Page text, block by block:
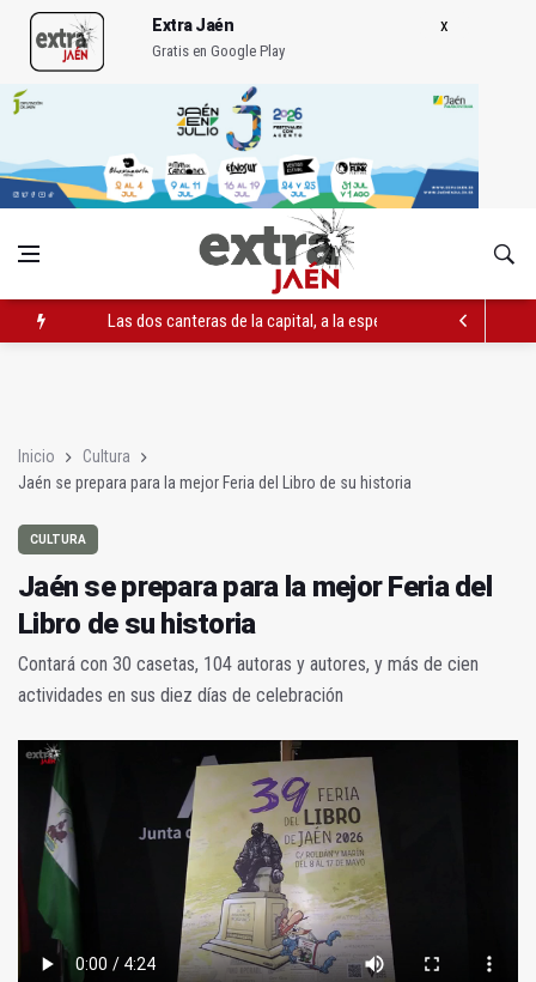
Extra Jaén
Gratis en Google Play
Las dos canteras de la capital, a la espera de que se restaure
Inicio
Cultura
Jaén se prepara para la mejor Feria del Libro de su historia
CULTURA
Jaén se prepara para la mejor Feria del
Libro de su historia
Contará con 30 casetas, 104 autoras y autores, y más de cien
actividades en sus diez días de celebración